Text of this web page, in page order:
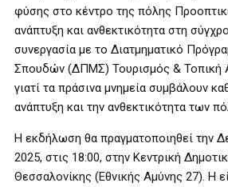
φύσης στο κέντρο της πόλης
ανάπτυξη και ανθεκτικότητα στη
συνεργασία με το Διατμηματικό
Σπουδών (ΔΠΜΣ) Τουρισμός & Τοπική
γιατί τα πράσινα μνημεία συμβάλουν
ανάπτυξη και την ανθεκτικότητα των
Η εκδήλωση θα πραγματοποιηθεί την
2025, στις 18:00, στην Κεντρική
Θεσσαλονίκης (Εθνικής Αμύνης 27). Η